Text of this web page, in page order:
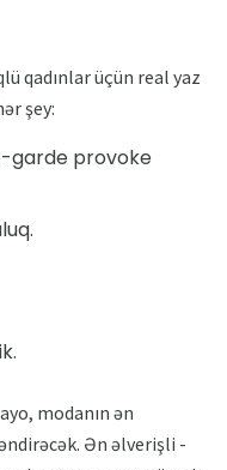
qadınlar üçün real yaz
şey:
garde provoke
modanın ən
Ən əlverişli -